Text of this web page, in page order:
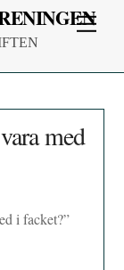
med
i facket?”